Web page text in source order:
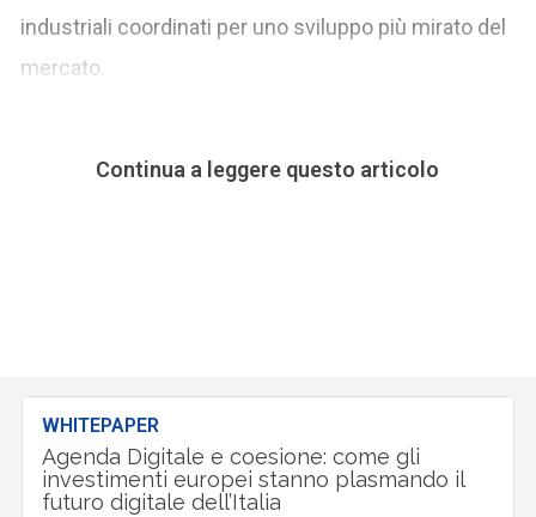
industriali coordinati per uno sviluppo più mirato del
mercato.
Continua a leggere questo articolo
WHITEPAPER
Agenda Digitale e coesione: come gli
investimenti europei stanno plasmando il
futuro digitale dell’Italia